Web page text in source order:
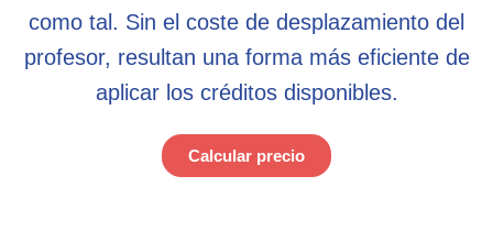
como tal. Sin el coste de desplazamiento del
profesor, resultan una forma más eficiente de
aplicar los créditos disponibles.
Calcular precio